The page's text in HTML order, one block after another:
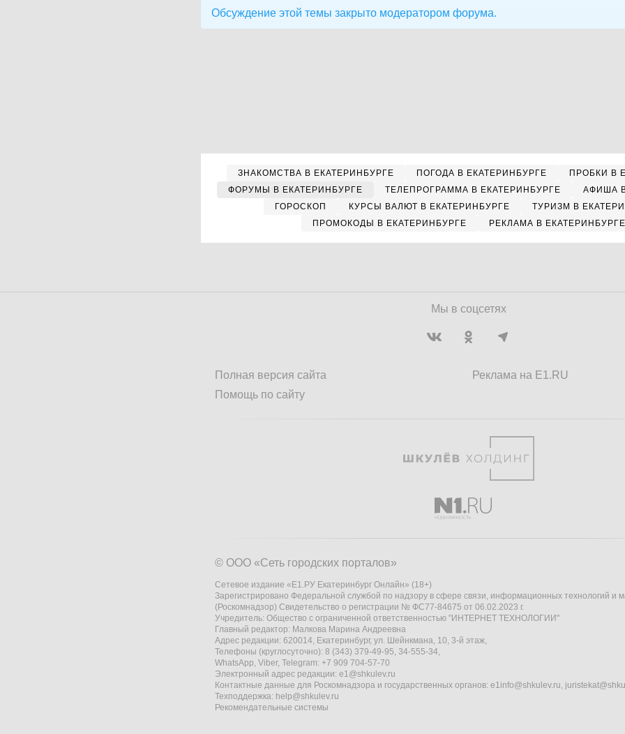
Обсуждение этой темы закрыто модератором форума.
ЗНАКОМСТВА В ЕКАТЕРИНБУРГЕ ПОГОДА В ЕКАТЕРИНБУРГЕ
ПРОБКИ В
ФОРУМЫ В ЕКАТЕРИНБУРГЕ
ТЕЛЕПРОГРАММА В ЕКАТЕРИНБУРГЕ
АФИША
ГОРОСКОП
КУРСЫ ВАЛЮТ В ЕКАТЕРИНБУРГЕ
ТУРИЗМ В
ПРОМОКОДЫ В ЕКАТЕРИНБУРГЕ
РЕКЛАМА В ЕКАТЕРИНБУРГЕ
Мы в соцсетях
Полная версия сайта
Помощь по сайту
Реклама на E1.RU
© ООО «Сеть городских порталов»
Сетевое издание «Е1.РУ Екатеринбург Онлайн» (18+)
Зарегистрировано Федеральной службой по надзору в сфере связи, информационных технологий и
(Роскомнадзор) Свидетельство о регистрации № ФС77-84675 от 06.02.2023 г.
Учредитель: Общество с ограниченной ответственностью "ИНТЕРНЕТ ТЕХНОЛОГИИ"
Главный редактор: Малкова Марина Андреевна
Адрес редакции: 620014, Екатеринбург, ул. Шейнкмана, 10, 3-й этаж,
Телефоны (круглосуточно): 8 (343) 379-49-95, 34-555-34,
WhatsApp, Viber, Telegram: +7 909 704-57-70
Электронный адрес редакции: e1@shkulev.ru
Контактные данные для Роскомнадзора и государственных органов: e1info@shkulev.ru,
Техподдержка: help@shkulev.ru
Рекомендательные системы